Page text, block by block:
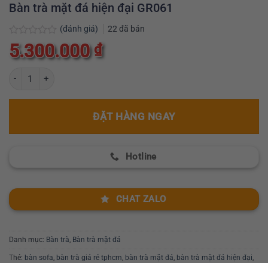
Bàn trà mặt đá hiện đại GR061
Được
xếp
hạng
(đánh giá) 22 đã bán
5.300.000₫
ĐẶT HÀNG NGAY
Hotline
CHAT ZALO
Danh mục: Bàn trà, Bàn trà mặt đá
Thẻ: bàn sofa, bàn trà giá rẻ tphcm, bàn trà mặt đá, bàn trà mặt đá hiện đại,